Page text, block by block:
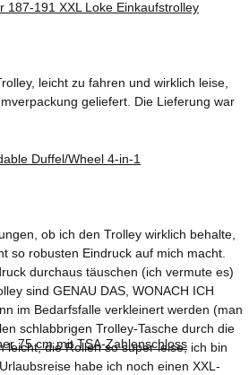
leicht zu fahren und wirklich leise,
geliefert. Die Lieferung war
ob ich den Trolley wirklich behalte,
so robusten Eindruck auf mich macht.
durchaus täuschen (ich vermute es)
sind GENAU DAS, WONACH ICH
im Bedarfsfalle verkleinert werden (man
schlabbrigen Trolley-Tasche durch die
leicht, die Rollen so super leise, ich bin
habe ich noch einen XXL-